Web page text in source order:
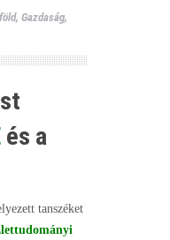
, Gazdaság,
és a
tanszéket